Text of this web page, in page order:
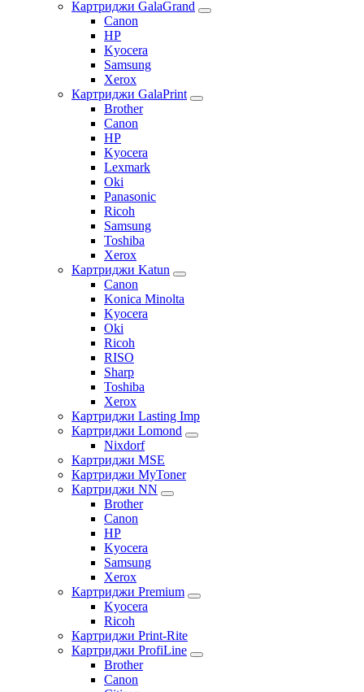
Картриджи GalaGrand
Canon
HP
Kyocera
Samsung
Xerox
Картриджи GalaPrint
Brother
Canon
HP
Kyocera
Lexmark
Oki
Panasonic
Ricoh
Samsung
Toshiba
Xerox
Картриджи Katun
Canon
Konica Minolta
Kyocera
Oki
Ricoh
RISO
Sharp
Toshiba
Xerox
Картриджи Lasting Imp
Картриджи Lomond
Nixdorf
Картриджи MSE
Картриджи MyToner
Картриджи NN
Brother
Canon
HP
Kyocera
Samsung
Xerox
Картриджи Premium
Kyocera
Ricoh
Картриджи Print-Rite
Картриджи ProfiLine
Brother
Canon